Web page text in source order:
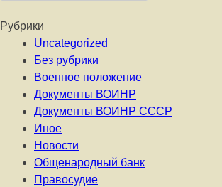
Рубрики
Uncategorized
Без рубрики
Военное положение
Документы ВОИНР
Документы ВОИНР СССР
Иное
Новости
Общенародный банк
Правосудие